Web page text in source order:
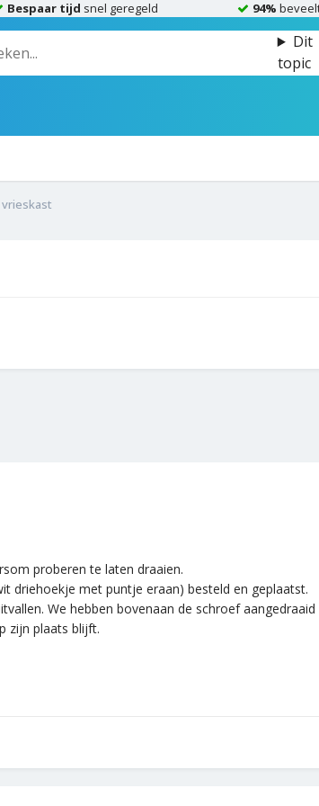
Bespaar tijd snel geregeld 94%
Dit
topic
proberen te laten draaien.
driehoekje met puntje eraan) besteld en geplaatst.
We hebben bovenaan de schroef
zijn plaats blijft.